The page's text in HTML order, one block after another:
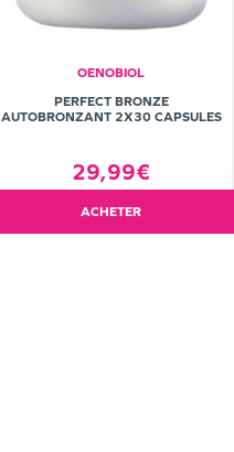
OENOBIOL
PERFECT BRONZE
AUTOBRONZANT 2X30 CAPSULES
29,99€
ACHETER